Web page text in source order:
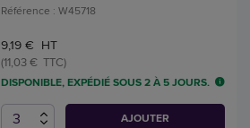
Référence : W45718
9,19 € HT
(11,03 € TTC)
DISPONIBLE, EXPÉDIÉ SOUS 2 À 5 JOURS.
AJOUTER